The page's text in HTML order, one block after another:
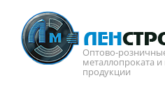
Оптово-
металлопроката
продукции